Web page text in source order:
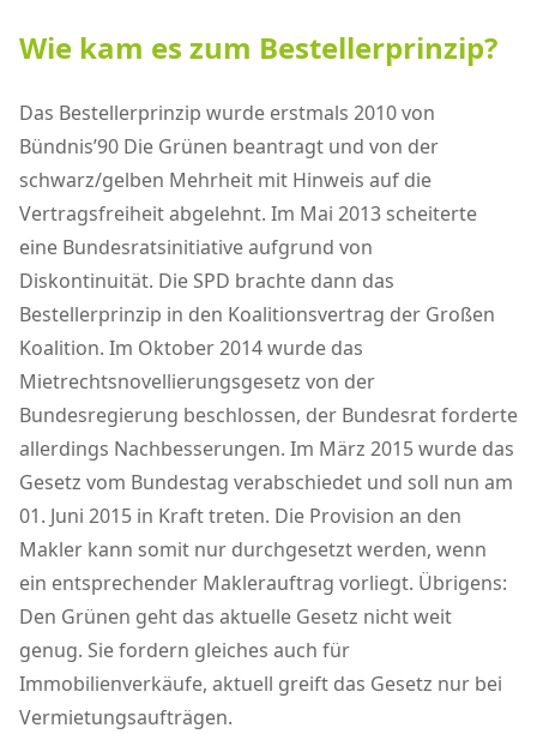
Wie kam es zum Bestellerprinzip?
Das Bestellerprinzip wurde erstmals 2010 von
Bündnis’90 Die Grünen beantragt und von der
schwarz/gelben Mehrheit mit Hinweis auf die
Vertragsfreiheit abgelehnt. Im Mai 2013 scheiterte
eine Bundesratsinitiative aufgrund von
Diskontinuität. Die SPD brachte dann das
Bestellerprinzip in den Koalitionsvertrag der Großen
Koalition. Im Oktober 2014 wurde das
Mietrechtsnovellierungsgesetz von der
Bundesregierung beschlossen, der Bundesrat forderte
allerdings Nachbesserungen. Im März 2015 wurde das
Gesetz vom Bundestag verabschiedet und soll nun am
01. Juni 2015 in Kraft treten. Die Provision an den
Makler kann somit nur durchgesetzt werden, wenn
ein entsprechender Maklerauftrag vorliegt. Übrigens:
Den Grünen geht das aktuelle Gesetz nicht weit
genug. Sie fordern gleiches auch für
Immobilienverkäufe, aktuell greift das Gesetz nur bei
Vermietungsaufträgen.